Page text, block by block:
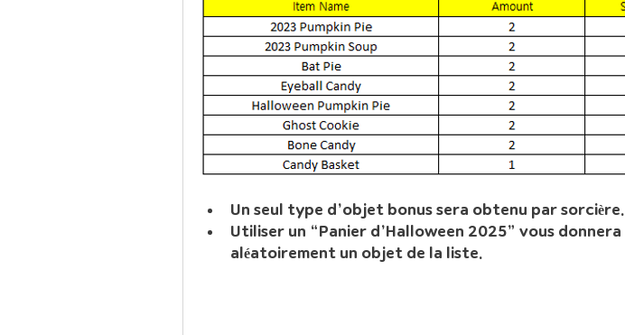
Un seul type d’objet bonus sera obtenu par sorcière.
Utiliser un “Panier d’Halloween 2025” vous donnera
aléatoirement un objet de la liste.